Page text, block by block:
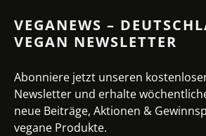
VEGANEWS –
VEGAN NEWSLETTER
Abonniere jetzt unseren
Newsletter und erhalte
neue Beiträge, Aktionen &
vegane Produkte.